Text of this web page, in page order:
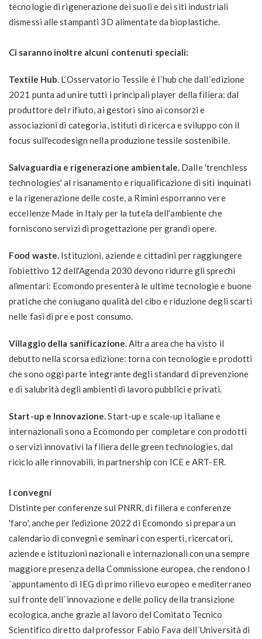
tecnologie di rigenerazione dei suoli e dei siti industriali
dismessi alle stampanti 3D alimentate da bioplastiche.
Ci saranno inoltre alcuni contenuti speciali:
Textile Hub. L’Osservatorio Tessile è l´hub che dall´edizione
2021 punta ad unire tutti i principali player della filiera: dal
produttore del rifiuto, ai gestori sino ai consorzi e
associazioni di categoria, istituti di ricerca e sviluppo con il
focus sull'ecodesign nella produzione tessile sostenibile.
Salvaguardia e rigenerazione ambientale. Dalle 'trenchless
technologies' al risanamento e riqualificazione di siti inquinati
e la rigenerazione delle coste, a Rimini esporranno vere
eccellenze Made in Italy per la tutela dell’ambiente che
forniscono servizi di progettazione per grandi opere.
Food waste. Istituzioni, aziende e cittadini per raggiungere
l’obiettivo 12 dell'Agenda 2030 devono ridurre gli sprechi
alimentari: Ecomondo presenterà le ultime tecnologie e buone
pratiche che coniugano qualità del cibo e riduzione degli scarti
nelle fasi di pre e post consumo.
Villaggio della sanificazione.Altra area che ha visto il
debutto nella scorsa edizione: torna con tecnologie e prodotti
che sono oggi parte integrante degli standard di prevenzione
e di salubrità degli ambienti di lavoro pubblici e privati.
Start-up e Innovazione.Start-up e scale-up italiane e
internazionali sono a Ecomondo per completare con prodotti
o servizi innovativi la filiera delle green technologies, dal
riciclo alle rinnovabili, in partnership con ICE e ART-ER.
I convegni
Distinte per conferenze sul PNRR, di filiera e conferenze
'faro', anche per l'edizione 2022 di Ecomondo si prepara un
calendario di convegni e seminari con esperti, ricercatori,
aziende e istituzioni nazionali e internazionali con una sempre
maggiore presenza della Commissione europea, che rendono l
´appuntamento di IEG di primo rilievo europeo e mediterraneo
sul fronte dell´innovazione e delle policy della transizione
ecologica, anche grazie al lavoro del Comitato Tecnico
Scientifico diretto dal professor Fabio Fava dell´Università di